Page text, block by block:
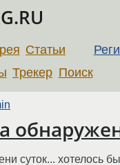
Статьи
Трекер Поиск
суток... хотелось бы